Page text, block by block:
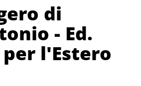
di
- Ed.
l'Estero